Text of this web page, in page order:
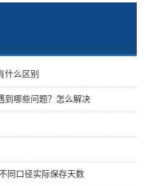
什么区别
到哪些问题？怎么解决
同口径实际保存天数